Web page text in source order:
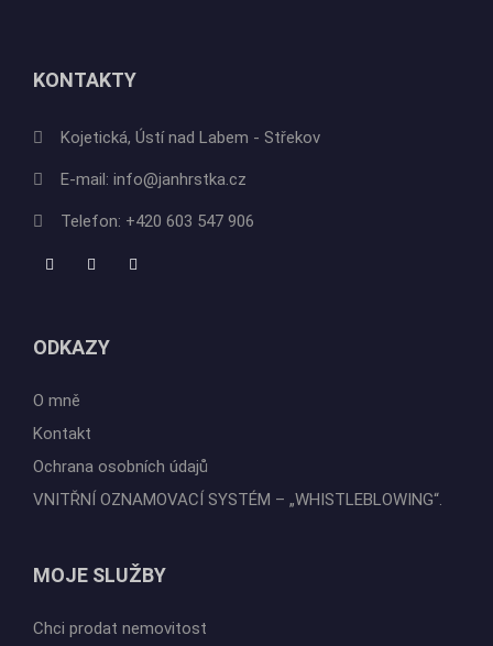
KONTAKTY
Kojetická, Ústí nad Labem - Střekov
E-mail: info@janhrstka.cz
Telefon: +420 603 547 906
ODKAZY
O mně
Kontakt
Ochrana osobních údajů
VNITŘNÍ OZNAMOVACÍ SYSTÉM – „WHISTLEBLOWING“.
MOJE SLUŽBY
Chci prodat nemovitost